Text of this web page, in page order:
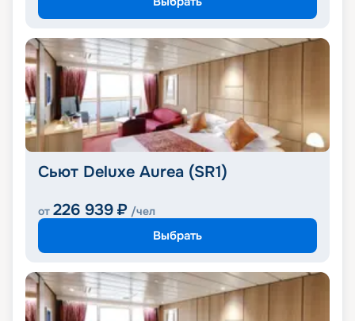
Сьют Deluxe Aurea (SR1)
от 226 939 ₽ /чел
Выбрать